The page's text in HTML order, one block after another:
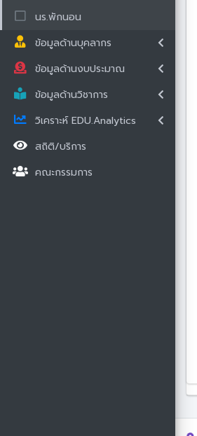
นร.พักนอน
ข้อมูลด้านบุคลากร
ข้อมูลด้านงบประมาณ
ข้อมูลด้านวิชาการ
วิเคราะห์ EDU.Analytics
สถิติ/บริการ
คณะกรรมการ